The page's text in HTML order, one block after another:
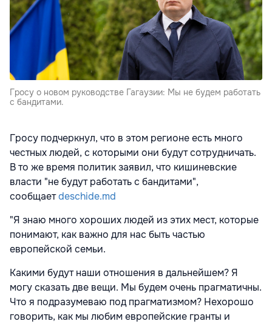
Гросу о новом руководстве Гагаузии: Мы не будем работать
с бандитами.
Гросу подчеркнул, что в этом регионе есть много
честных людей, с которыми они будут сотрудничать.
В то же время политик заявил, что кишиневские
власти "не будут работать с бандитами",
сообщаетdeschide.md
"Я знаю много хороших людей из этих мест, которые
понимают, как важно для нас быть частью
европейской семьи.
Какими будут наши отношения в дальнейшем? Я
могу сказать две вещи. Мы будем очень прагматичны.
Что я подразумеваю под прагматизмом? Нехорошо
говорить, как мы любим европейские гранты и